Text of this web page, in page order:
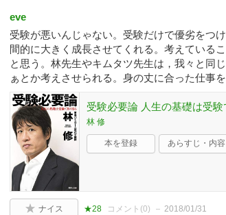
eve
受験が悪いんじゃない。受験だけで優劣をつ
間的に大きく成長させてくれる。考えている
と思う。林先生やキムタツ先生は，我々と同
ぁとか考えさせられる。身の丈に合った仕事を
受験必要論 人生の基礎は受
林 修
本を登録 あらすじ・内容
ナイス ★28 コメント(0) 2018/01/31